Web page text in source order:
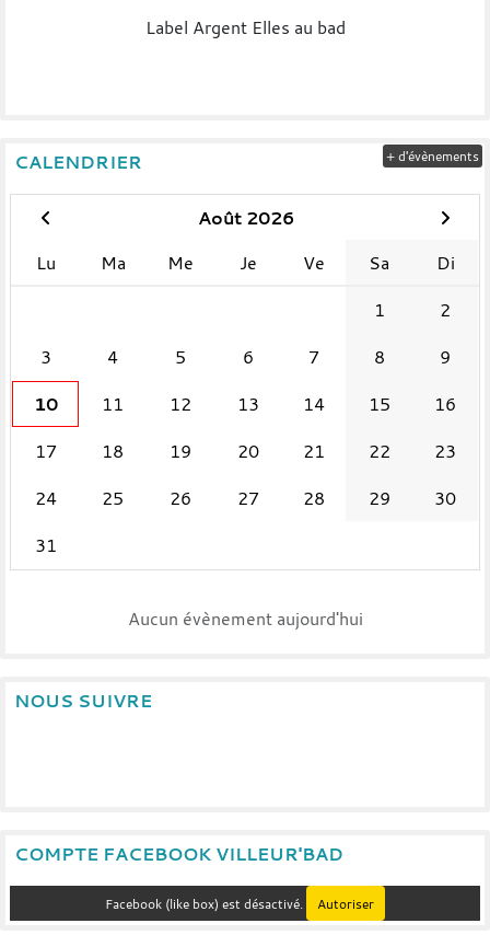
Label Argent Elles au bad
CALENDRIER
Août 2026
Lu
Ma Me Je Ve Sa
Di
1
2
3
4 5 6 7 8
9
10
11 12 13 14 15
16
17
18 19 20 21 22
23
24
25 26 27 28 29
30
31
Aucun évènement aujourd'hui
+ d'évènements
NOUS SUIVRE
COMPTE FACEBOOK VILLEUR'BAD
Facebook (like box) est désactivé. Autoriser